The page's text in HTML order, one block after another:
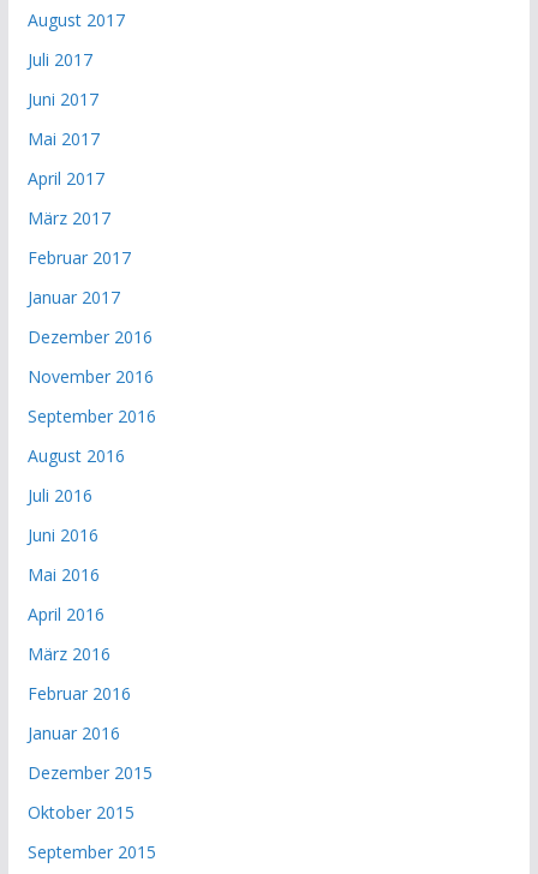
August 2017
Juli 2017
Juni 2017
Mai 2017
April 2017
März 2017
Februar 2017
Januar 2017
Dezember 2016
November 2016
September 2016
August 2016
Juli 2016
Juni 2016
Mai 2016
April 2016
März 2016
Februar 2016
Januar 2016
Dezember 2015
Oktober 2015
September 2015